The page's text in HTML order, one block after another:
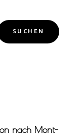
SUCHEN
nach Mont-